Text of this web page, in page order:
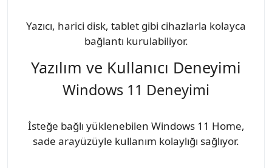
Yazıcı, harici disk, tablet gibi cihazlarla kolayca
bağlantı kurulabiliyor.
Yazılım ve Kullanıcı Deneyimi
Windows 11 Deneyimi
İsteğe bağlı yüklenebilen Windows 11 Home,
sade arayüzüyle kullanım kolaylığı sağlıyor.